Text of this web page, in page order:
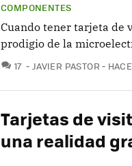
COMPONENTES
Cuando tener tarjeta de
prodigio de la
17 COMENTARIOS
JAVIER PASTOR
Tarjetas de
una realidad